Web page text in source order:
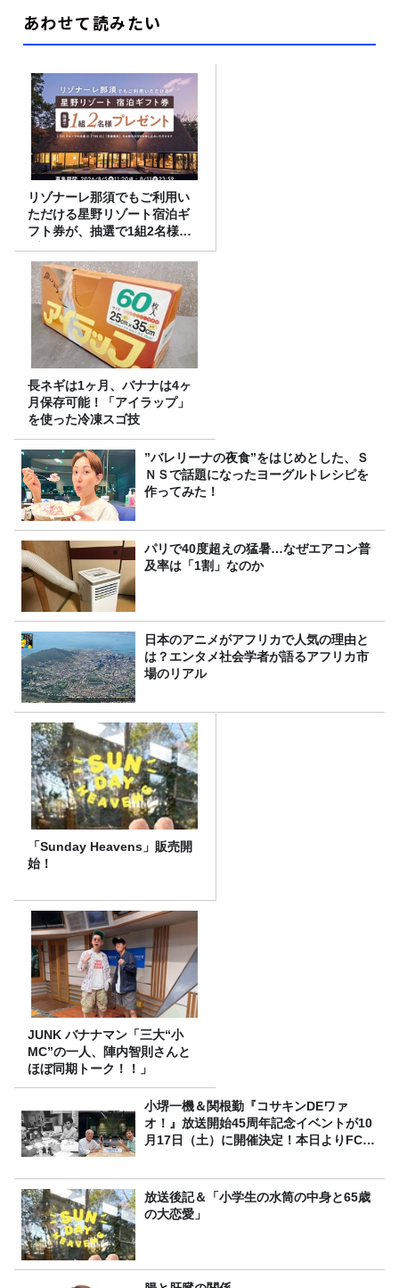
あわせて読みたい
リゾナーレ那須でもご利用い
ただける星野リゾート宿泊ギ
フト券が、抽選で1組2名様に
プレゼント！
長ネギは1ヶ月、バナナは4ヶ
月保存可能！「アイラップ」
を使った冷凍スゴ技
”バレリーナの夜食”をはじめとした、Ｓ
ＮＳで話題になったヨーグルトレシピを
作ってみた！
パリで40度超えの猛暑…なぜエアコン普
及率は「1割」なのか
日本のアニメがアフリカで人気の理由と
は？エンタメ社会学者が語るアフリカ市
場のリアル
「Sunday Heavens」販売開
始！
JUNK バナナマン「三大“小
MC”の一人、陣内智則さんと
ほぼ同期トーク！！」
小堺一機＆関根勤『コサキンDEワァ
オ！』放送開始45周年記念イベントが10
月17日（土）に開催決定！本日よりFC先
放送後記＆「小学生の水筒の中身と65歳
の大恋愛」